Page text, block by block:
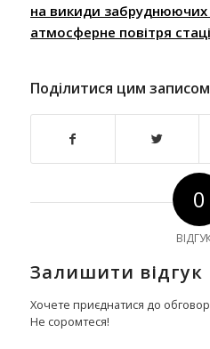
на викиди забруднюючих
атмосферне повітря
Поділитися цим записом
0
Залишити відгук
Хочете приєднатися до
Не соромтеся!